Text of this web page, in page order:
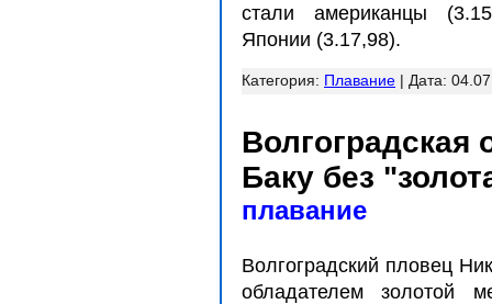
стали американцы
Японии (3.17,98).
Категория: Плавание | Дата:
Волгоградская
Баку без
плавание
Волгоградский пловец
обладателем золотой